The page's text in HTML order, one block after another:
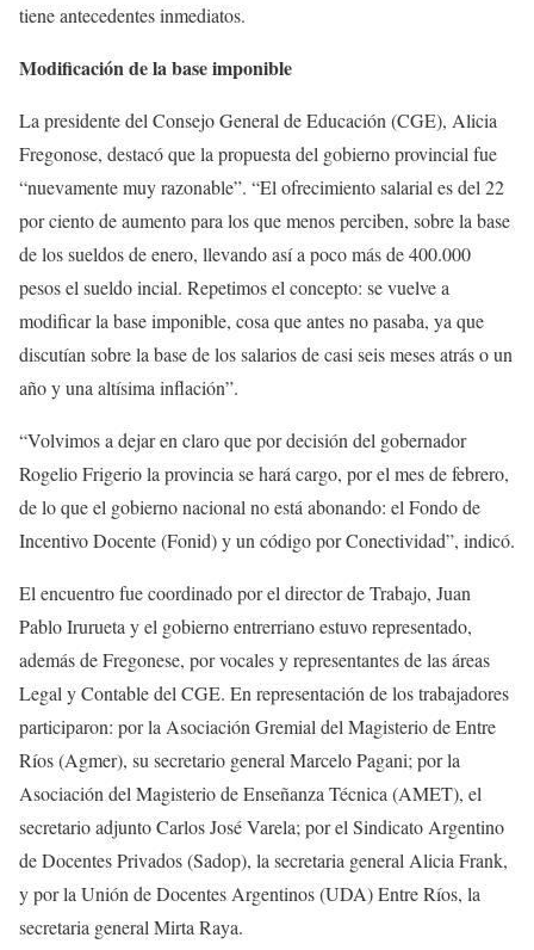
tiene antecedentes inmediatos.
Modificación de la base imponible
La presidente del Consejo General de Educación (CGE), Alicia
Fregonose, destacó que la propuesta del gobierno provincial fue
“nuevamente muy razonable”. “El ofrecimiento salarial es del 22
por ciento de aumento para los que menos perciben, sobre la base
de los sueldos de enero, llevando así a poco más de 400.000
pesos el sueldo incial. Repetimos el concepto: se vuelve a
modificar la base imponible, cosa que antes no pasaba, ya que
discutían sobre la base de los salarios de casi seis meses atrás o un
año y una altísima inflación”.
“Volvimos a dejar en claro que por decisión del gobernador
Rogelio Frigerio la provincia se hará cargo, por el mes de febrero,
de lo que el gobierno nacional no está abonando: el Fondo de
Incentivo Docente (Fonid) y un código por Conectividad”, indicó.
El encuentro fue coordinado por el director de Trabajo, Juan
Pablo Irurueta y el gobierno entrerriano estuvo representado,
además de Fregonese, por vocales y representantes de las áreas
Legal y Contable del CGE. En representación de los trabajadores
participaron: por la Asociación Gremial del Magisterio de Entre
Ríos (Agmer), su secretario general Marcelo Pagani; por la
Asociación del Magisterio de Enseñanza Técnica (AMET), el
secretario adjunto Carlos José Varela; por el Sindicato Argentino
de Docentes Privados (Sadop), la secretaria general Alicia Frank,
y por la Unión de Docentes Argentinos (UDA) Entre Ríos, la
secretaria general Mirta Raya.